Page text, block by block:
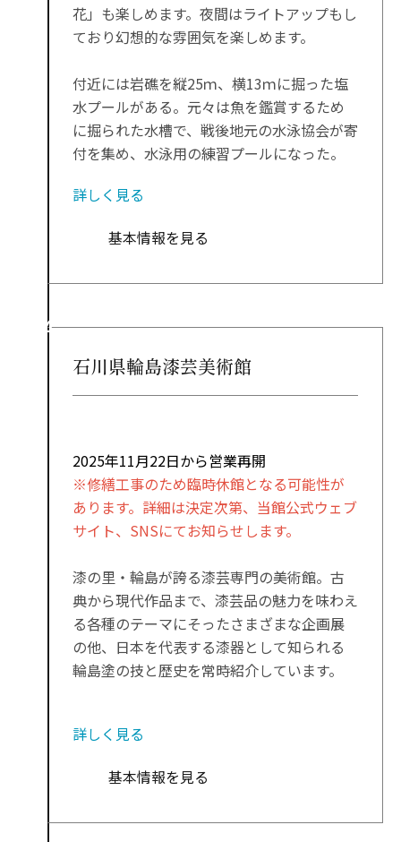
花」も楽しめます。夜間はライトアップもし
ており幻想的な雰囲気を楽しめます。
付近には岩礁を縦25ｍ、横13ｍに掘った塩
水プールがある。元々は魚を鑑賞するため
に掘られた水槽で、戦後地元の水泳協会が寄
付を集め、水泳用の練習プールになった。
詳しく見る
基本情報を見る
石川県輪島漆芸美術館
2025年11月22日から営業再開
※修繕工事のため臨時休館となる可能性が
あります。詳細は決定次第、当館公式ウェブ
サイト、SNSにてお知らせします。
漆の里・輪島が誇る漆芸専門の美術館。古
典から現代作品まで、漆芸品の魅力を味わえ
る各種のテーマにそったさまざまな企画展
の他、日本を代表する漆器として知られる
輪島塗の技と歴史を常時紹介しています。
詳しく見る
基本情報を見る